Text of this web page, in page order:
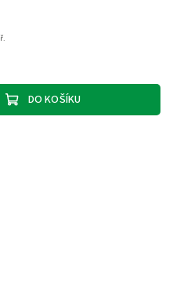
DO KOŠÍKU